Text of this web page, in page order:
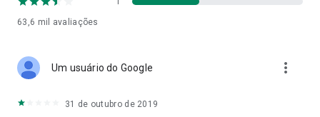
É hora de se conectar! Mostre seu interesse com um Curtir e
Curtir de volta, é um Match. Com a assinatura Premium,
agora você pode trocar mensagens e conhecer melhor a
63,6 mil avaliações
Um usuário do Google more_vert
31 de outubro de 2019